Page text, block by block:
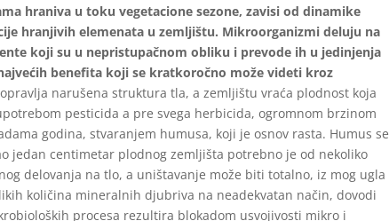
hraniva u toku vegetacione sezone, zavisi od dinamike
hranjivih elemenata u zemljištu. Mikroorganizmi deluju na
koji su u nepristupačnom obliku i prevode ih u jedinjenja
benefita koji se kratkoročno može videti kroz
narušena struktura tla, a zemljištu vraća plodnost koja
pesticida a pre svega herbicida, ogromnom brzinom
godina, stvaranjem humusa, koji je osnov rasta. Humus se
jedan centimetar plodnog zemljišta potrebno je od nekoliko
delovanja na tlo, a uništavanje može biti totalno, iz mog ugla
količina mineralnih djubriva na neadekvatan način, dovodi
procesa rezultira blokadom usvojivosti mikro i